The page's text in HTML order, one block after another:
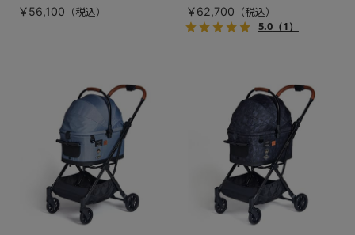
場！
￥56,100
場！
￥62,700
5.0（1）